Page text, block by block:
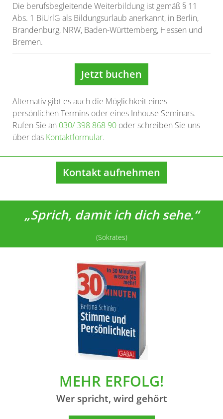
Die berufsbegleitende Weiterbildung ist gemäß § 11
Abs. 1 BiUrlG als Bildungsurlaub anerkannt, in Berlin,
Brandenburg, NRW, Baden-Württemberg, Hessen und
Bremen.
Jetzt buchen
Alternativ gibt es auch die Möglichkeit eines
persönlichen Termins oder eines Inhouse Seminars.
Rufen Sie an 030/ 398 868 90 oder schreiben Sie uns
über das Kontaktformular.
Kontakt aufnehmen
„Sprich, damit ich dich sehe.“
(Sokrates)
MEHR ERFOLG!
Wer spricht, wird gehört